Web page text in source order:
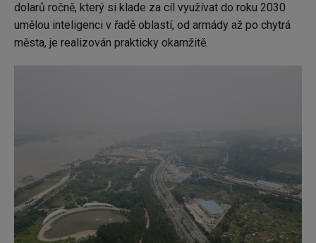
dolarů ročně, který si klade za cíl využívat do roku 2030
umělou inteligenci v řadě oblastí, od armády až po chytrá
města, je realizován prakticky okamžitě.